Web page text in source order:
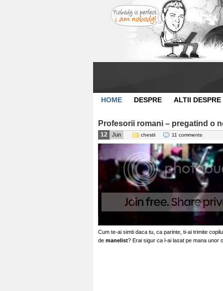
HOME DESPRE ALTII DESPRE
Profesorii romani – pregatind o
12 Jun chestii 11 comments
Cum te-ai simti daca tu, ca parinte, ti-ai trimite
de manelist? Erai sigur ca l-ai lasat pe mana unor